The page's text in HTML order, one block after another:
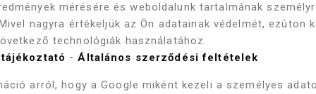
ELÉRHETŐSÉGEK
BOLT CÍME
mérésére és weboldalunk tartalmának
nagyra értékeljük az Ön adatainak védelmét, ezúton
technológiák használatához.
-Általános szerződési feltételek
arról, hogy a Google miként kezeli a személyes